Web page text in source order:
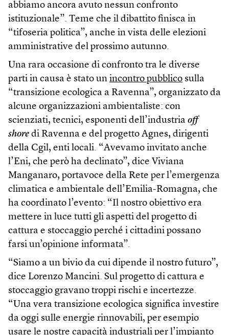
abbiamo ancora avuto nessun confronto
istituzionale”. Teme che il dibattito finisca in
“tifoseria politica”, anche in vista delle elezioni
amministrative del prossimo autunno.
Una rara occasione di confronto tra le diverse
parti in causa è stato un incontro pubblico sulla
“transizione ecologica a Ravenna”, organizzato da
alcune organizzazioni ambientaliste: con
scienziati, tecnici, esponenti dell’industria off
shore di Ravenna e del progetto Agnes, dirigenti
della Cgil, enti locali. “Avevamo invitato anche
l’Eni, che però ha declinato”, dice Viviana
Manganaro, portavoce della Rete per l’emergenza
climatica e ambientale dell’Emilia-Romagna, che
ha coordinato l’evento: “Il nostro obiettivo era
mettere in luce tutti gli aspetti del progetto di
cattura e stoccaggio perché i cittadini possano
farsi un’opinione informata”.
“Siamo a un bivio da cui dipende il nostro futuro”,
dice Lorenzo Mancini. Sul progetto di cattura e
stoccaggio gravano troppi rischi e incertezze.
“Una vera transizione ecologica significa investire
da oggi sulle energie rinnovabili, per esempio
usare le nostre capacità industriali per l’impianto